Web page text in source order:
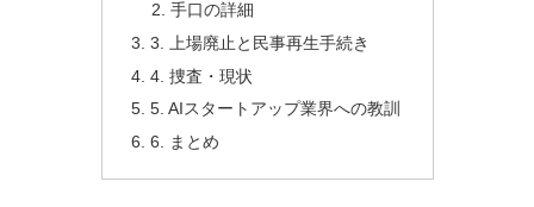
手口の詳細
3. 上場廃止と民事再生手続き
4. 捜査・現状
5. AIスタートアップ業界への教訓
6. まとめ